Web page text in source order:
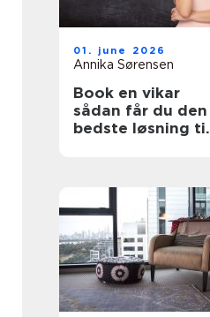
01. june 2026
Annika Sørensen
Book en vikar
sådan får du den
bedste løsning til